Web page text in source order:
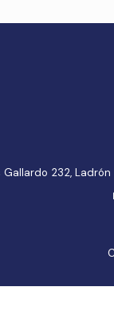
Gallardo 232,